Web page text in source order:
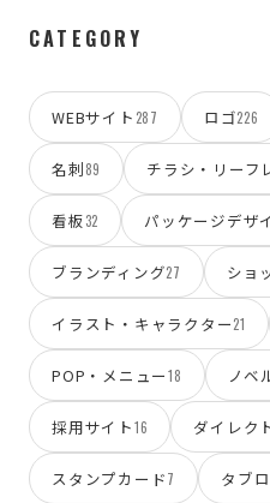
CATEGORY
WEBサイト 287 ロゴ226
名刺89 チラシ・リーフ
看板32 パッケージデザ
ブランディング27 ショ
イラスト・キャラクター21
POP・メニュー18 ノベ
採用サイト16 ダイレク
スタンプカード7 タブ